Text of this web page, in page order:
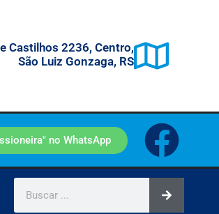
Castilhos 2236, Centro,
São Luiz Gonzaga, RS
no WhatsApp